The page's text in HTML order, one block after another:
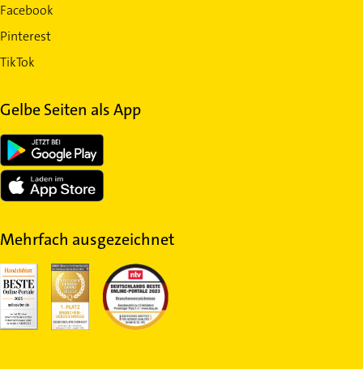
Facebook
Pinterest
TikTok
Gelbe Seiten als App
Mehrfach ausgezeichnet